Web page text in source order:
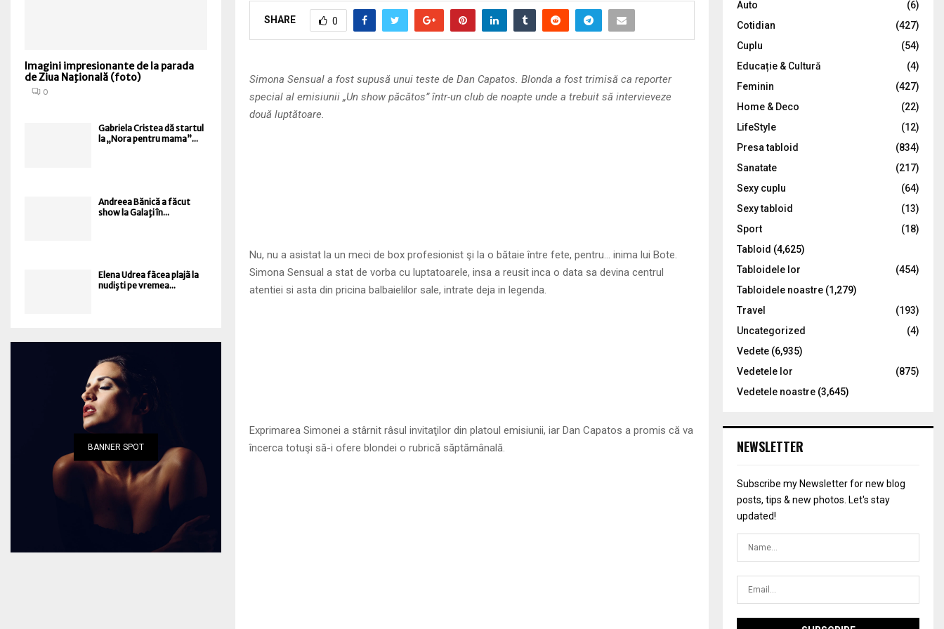
SHARE 0
Simona Sensual a fost supusă unui teste de Dan Capatos. Blonda a fost trimisă ca reporter
special al emisiunii „Un show păcătos” într-un club de noapte unde a trebuit să intervieveze
două luptătoare.
Nu, nu a asistat la un meci de box profesionist şi la o bătaie între fete, pentru… inima lui Bote.
Simona Sensual a stat de vorba cu luptatoarele, insa a reusit inca o data sa devina centrul
atentiei si asta din pricina balbaielilor sale, intrate deja in legenda.
Exprimarea Simonei a stârnit râsul invitaţilor din platoul emisiunii, iar Dan Capatos a promis că va
încerca totuşi să-i ofere blondei o rubrică săptămânală.
Imagini impresionante de la parada
de Ziua Naţională (foto)
0
Gabriela Cristea dă startul
la „Nora pentru mama”...
Andreea Bănică a făcut
show la Galaţi în...
Elena Udrea fãcea plajã la
nudişti pe vremea...
BANNER SPOT
:
C
Auto
(6)
Cotidian
(427)
Cuplu
(54)
Educație & Cultură
(4)
Feminin
(427)
Home & Deco
(22)
LifeStyle
(12)
Presa tabloid
(834)
Sanatate
(217)
Sexy cuplu
(64)
Sexy tabloid
(13)
Sport
(18)
Tabloid (4,625)
Tabloidele lor
(454)
Tabloidele noastre (1,279)
Travel
(193)
Uncategorized
(4)
Vedete (6,935)
Vedetele lor
(875)
Vedetele noastre (3,645)
NEWSLETTER
Subscribe my Newsletter for new blog
posts, tips & new photos. Let's stay
updated!